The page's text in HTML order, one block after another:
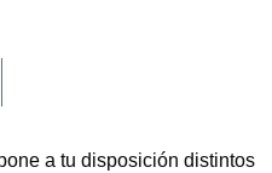
a tu disposición distintos